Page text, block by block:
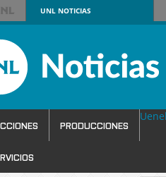
UNLNOTICIAS
PRODUCCIONES